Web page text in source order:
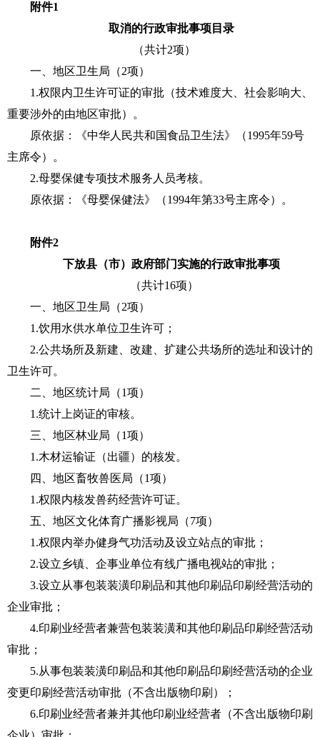
附件1
取消的行政审批事项目录
（共计2项）
一、地区卫生局（2项）
1.权限内卫生许可证的审批（技术难度大、社会影响大、
重要涉外的由地区审批）。
原依据：《中华人民共和国食品卫生法》（1995年59号
主席令）。
2.母婴保健专项技术服务人员考核。
原依据：《母婴保健法》（1994年第33号主席令）。
附件2
下放县（市）政府部门实施的行政审批事项
（共计16项）
一、地区卫生局（2项）
1.饮用水供水单位卫生许可；
2.公共场所及新建、改建、扩建公共场所的选址和设计的
卫生许可。
二、地区统计局（1项）
1.统计上岗证的审核。
三、地区林业局（1项）
1.木材运输证（出疆）的核发。
四、地区畜牧兽医局（1项）
1.权限内核发兽药经营许可证。
五、地区文化体育广播影视局（7项）
1.权限内举办健身气功活动及设立站点的审批；
2.设立乡镇、企事业单位有线广播电视站的审批；
3.设立从事包装装潢印刷品和其他印刷品印刷经营活动的
企业审批；
4.印刷业经营者兼营包装装潢和其他印刷品印刷经营活动
审批；
5.从事包装装潢印刷品和其他印刷品印刷经营活动的企业
变更印刷经营活动审批（不含出版物印刷）；
6.印刷业经营者兼并其他印刷业经营者（不含出版物印刷